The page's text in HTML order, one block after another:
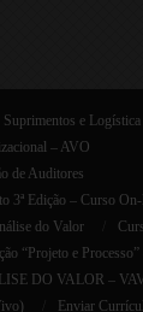
e Logística
– AVO
de Auditores
3ª Edição – Curso
do Valor
“Projeto e
DO VALOR –
Enviar